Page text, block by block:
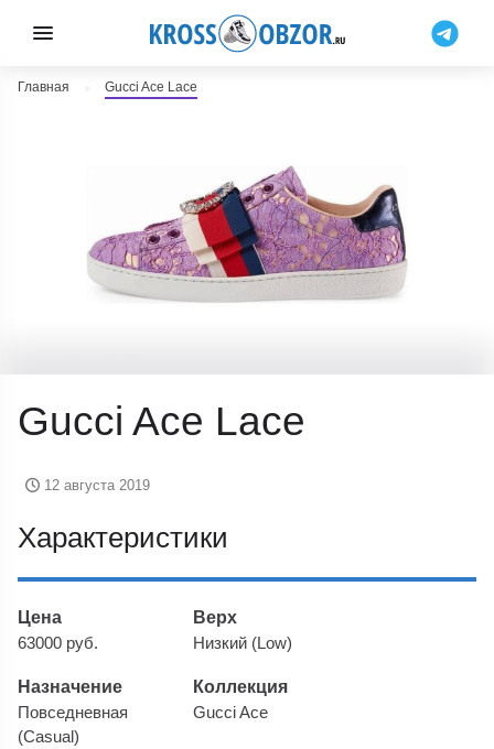
Главная Gucci Ace Lace
Gucci Ace Lace
12 августа 2019
Характеристики
Цена
63000 руб.
Верх
Низкий (Low)
Назначение
Повседневная
(Casual)
Коллекция
Gucci Ace